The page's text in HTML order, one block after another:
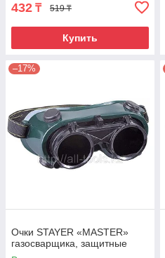
432 ₸ 519 ₸
Купить
–17%
Очки STAYER «MASTER»
газосварщика, защитные